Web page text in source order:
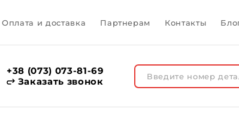
Оплата и доставка Партнерам Контакты
+38 (073) 073-81-69
Заказать звонок